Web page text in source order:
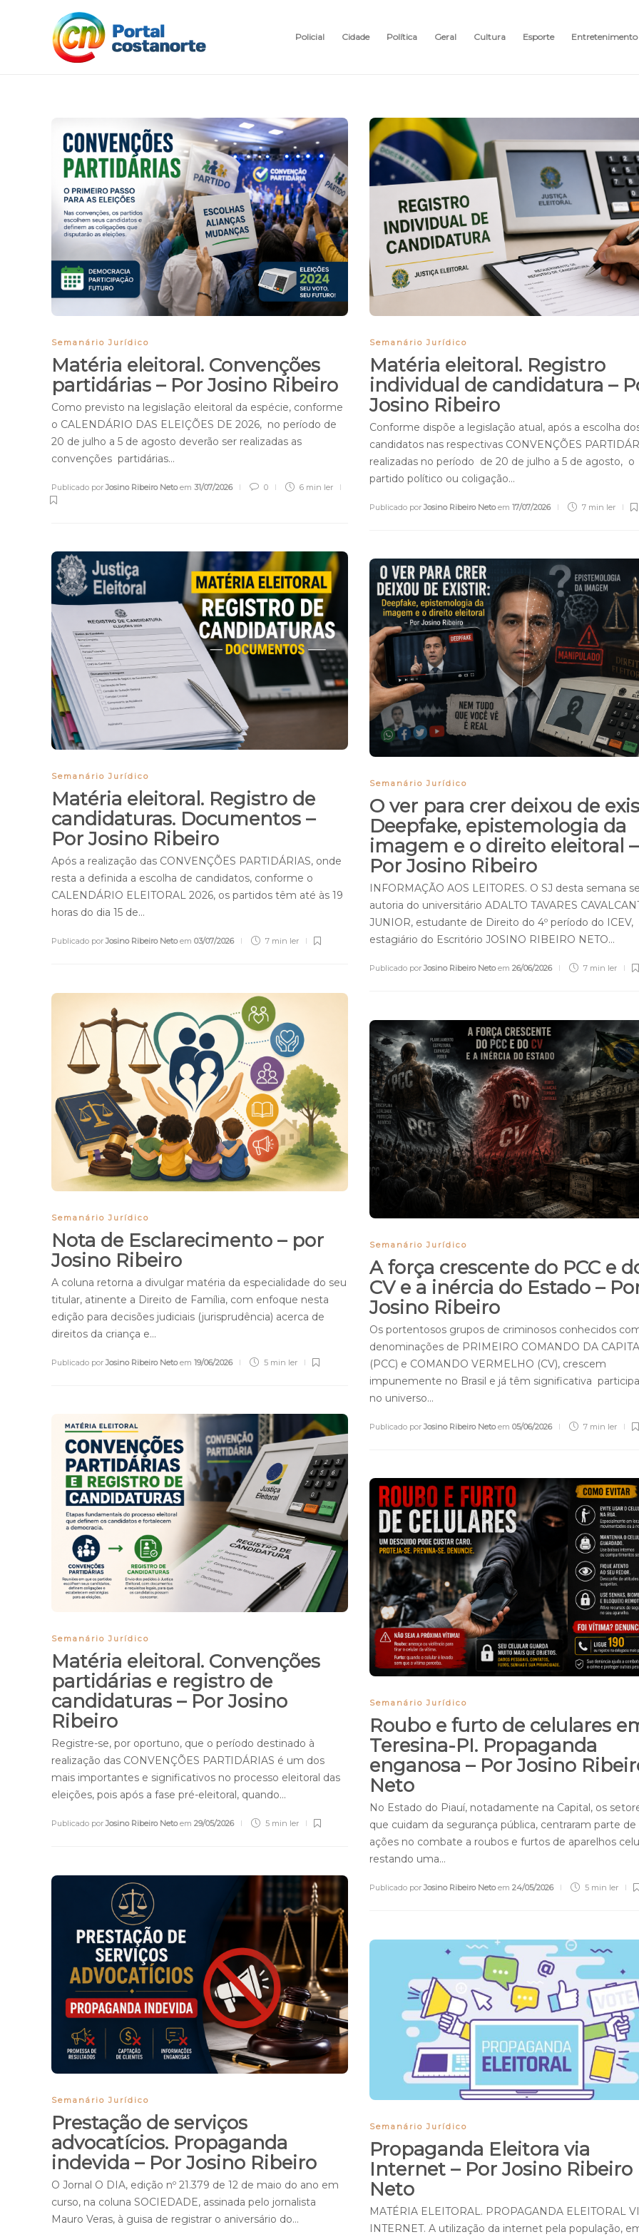
Policial Cidade Política Geral Cultura Esporte Entretenimento
Semanário Jurídico
Matéria eleitoral. Convenções
partidárias – Por Josino Ribeiro
Como previsto na legislação eleitoral da espécie, conforme
o CALENDÁRIO DAS ELEIÇÕES DE 2026, no período de
20 de julho a 5 de agosto deverão ser realizadas as
convenções partidárias…
Publicado porJosino Ribeiro Netoem 31/07/2026 0 6 min ler
Semanário Jurídico
Matéria eleitoral. Registro
individual de candidatura –
Josino Ribeiro
Conforme dispõe a legislação atual, após a escolha
candidatos nas respectivas CONVENÇÕES
realizadas no período de 20 de julho a 5 de agosto, o
partido político ou coligação…
Publicado porJosino Ribeiro Netoem 17/07/2026 7 min ler
Semanário Jurídico
Matéria eleitoral. Registro de
candidaturas. Documentos –
Por Josino Ribeiro
Após a realização das CONVENÇÕES PARTIDÁRIAS, onde
resta a definida a escolha de candidatos, conforme o
CALENDÁRIO ELEITORAL 2026, os partidos têm até às 19
horas do dia 15 de…
Publicado porJosino Ribeiro Netoem 03/07/2026 7 min ler
Semanário Jurídico
O ver para crer deixou de
Deepfake, epistemologia da
imagem e o direito eleitoral –
Por Josino Ribeiro
INFORMAÇÃO AOS LEITORES. O SJ desta semana
autoria do universitário ADALTO TAVARES
JUNIOR, estudante de Direito do 4º período do ICEV,
estagiário do Escritório JOSINO RIBEIRO NETO…
Publicado porJosino Ribeiro Netoem 26/06/2026 7 min ler
Semanário Jurídico
Nota de Esclarecimento – por
Josino Ribeiro
A coluna retorna a divulgar matéria da especialidade do seu
titular, atinente a Direito de Família, com enfoque nesta
edição para decisões judiciais (jurisprudência) acerca de
direitos da criança e…
Publicado porJosino Ribeiro Netoem 19/06/2026 5 min ler
Semanário Jurídico
A força crescente do PCC e
CV e a inércia do Estado –
Josino Ribeiro
Os portentosos grupos de criminosos conhecidos
denominações de PRIMEIRO COMANDO DA
(PCC) e COMANDO VERMELHO (CV), crescem
impunemente no Brasil e já têm significativa
no universo…
Publicado porJosino Ribeiro Netoem 05/06/2026 7 min ler
Semanário Jurídico
Matéria eleitoral. Convenções
partidárias e registro de
candidaturas – Por Josino
Ribeiro
Registre-se, por oportuno, que o período destinado à
realização das CONVENÇÕES PARTIDÁRIAS é um dos
mais importantes e significativos no processo eleitoral das
eleições, pois após a fase pré-eleitoral, quando…
Publicado porJosino Ribeiro Netoem 29/05/2026 5 min ler
Semanário Jurídico
Roubo e furto de celulares
Teresina-PI. Propaganda
enganosa – Por Josino
Neto
No Estado do Piauí, notadamente na Capital, os
que cuidam da segurança pública, centraram parte de
ações no combate a roubos e furtos de aparelhos
restando uma…
Publicado porJosino Ribeiro Netoem 24/05/2026 5 min ler
Semanário Jurídico
Prestação de serviços
advocatícios. Propaganda
indevida – Por Josino Ribeiro
O Jornal O DIA, edição nº 21.379 de 12 de maio do ano em
curso, na coluna SOCIEDADE, assinada pelo jornalista
Mauro Veras, à guisa de registrar o aniversário do…
Semanário Jurídico
Propaganda Eleitora via
Internet – Por Josino Ribeiro
Neto
MATÉRIA ELEITORAL. PROPAGANDA ELEITORAL
INTERNET. A utilização da internet pela população,